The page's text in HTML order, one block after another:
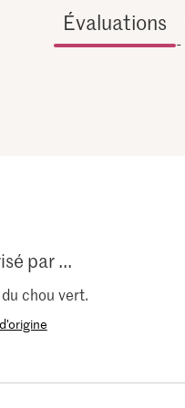
Évaluations
par ...
chou vert.